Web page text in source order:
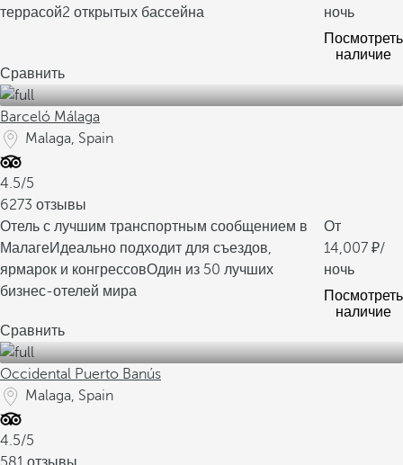
террасой2 открытых бассейна
ночь
Посмотреть
наличие
Сравнить
Barceló Málaga
Malaga, Spain
4.5/5
6273 отзывы
Отель с лучшим транспортным сообщением в
МалагеИдеально подходит для съездов,
ярмарок и конгрессовОдин из 50 лучших
бизнес-отелей мира
От
14,007
/
ночь
Посмотреть
наличие
Сравнить
Occidental Puerto Banús
Malaga, Spain
4.5/5